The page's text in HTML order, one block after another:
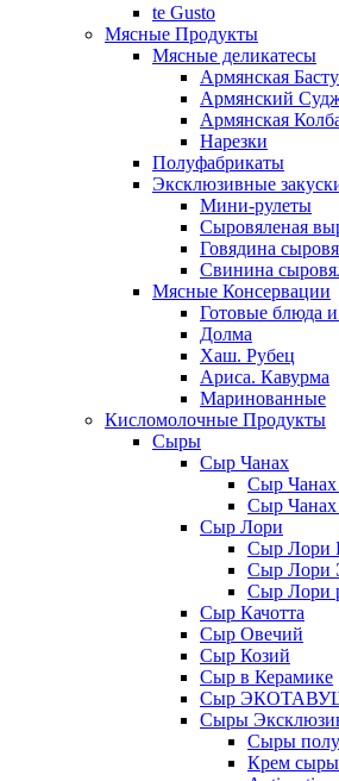
te Gusto
Мясные Продукты
Мясные деликатесы
Армянская
Армянский
Армянская
Нарезки
Полуфабрикаты
Эксклюзивные
Мини-рулеты
Сыровяленая
Говядина
Свинина
Мясные Консервации
Готовые блюда
Долма
Хаш. Рубец
Ариса. Кавурма
Маринованные
Кисломолочные Продукты
Сыры
Сыр Чанах
Сыр Чанах
Сыр Чанах
Сыр Лори
Сыр Лори
Сыр Лори
Сыр Лори
Сыр Качотта
Сыр Овечий
Сыр Козий
Сыр в Керамике
Сыр
Сыры
Сыры
Крем сыры